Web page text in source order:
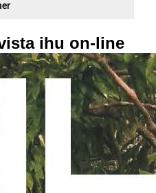
ihu on-line